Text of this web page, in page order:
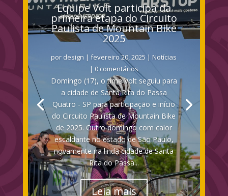
Equipe Volt participa da
primeira etapa do Circuito
Paulista de Mountain Bike
2025
por design |fevereiro 20, 2025 | Notícias
| 0 comentários
Domingo (17), o time Volt seguiu para
a cidade de Santa Rita do Passa
Quatro - SP para participação e início
do Circuito Paulista de Mountain Bike
de 2025. Outro domingo com calor
escaldante no estado de São Paulo,
novamente na linda cidade de Santa
Rita do Passa...
Leia mais